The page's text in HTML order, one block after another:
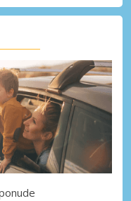
naših